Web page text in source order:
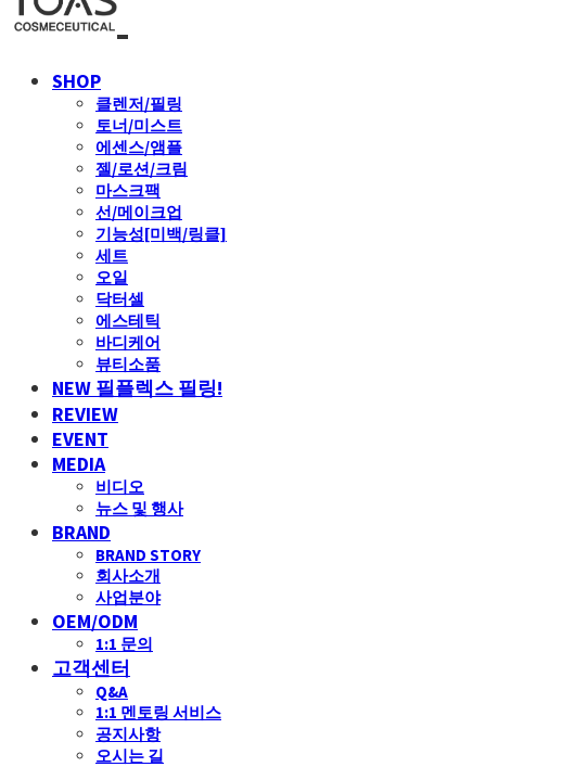
SHOP
클렌저/필링
토너/미스트
에센스/앰플
젤/로션/크림
마스크팩
선/메이크업
기능성[미백/링클]
세트
오일
닥터셀
에스테틱
바디케어
뷰티소품
NEW 필플렉스 필링!
REVIEW
EVENT
MEDIA
비디오
뉴스 및 행사
BRAND
BRAND STORY
회사소개
사업분야
OEM/ODM
1:1 문의
고객센터
Q&A
1:1 멘토링 서비스
공지사항
오시는 길